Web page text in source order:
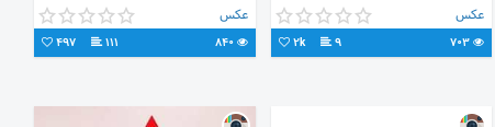
عکس
703
9
2k
عکس
840
111
497